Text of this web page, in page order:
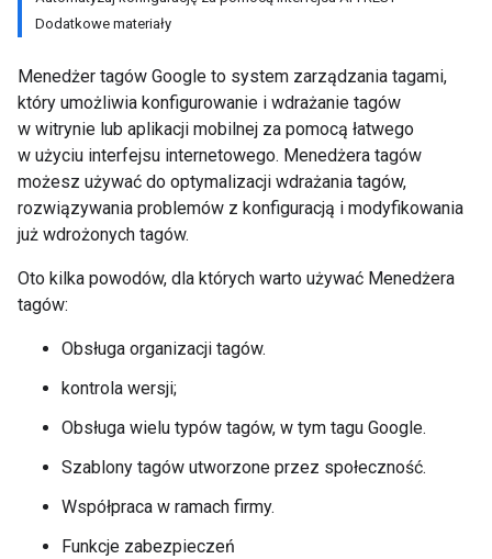
Dodatkowe materiały
Menedżer tagów Google to system zarządzania tagami,
który umożliwia konfigurowanie i wdrażanie tagów
w witrynie lub aplikacji mobilnej za pomocą łatwego
w użyciu interfejsu internetowego. Menedżera tagów
możesz używać do optymalizacji wdrażania tagów,
rozwiązywania problemów z konfiguracją i modyfikowania
już wdrożonych tagów.
Oto kilka powodów, dla których warto używać Menedżera
tagów:
Obsługa organizacji tagów.
kontrola wersji;
Obsługa wielu typów tagów, w tym tagu Google.
Szablony tagów utworzone przez społeczność.
Współpraca w ramach firmy.
Funkcje zabezpieczeń